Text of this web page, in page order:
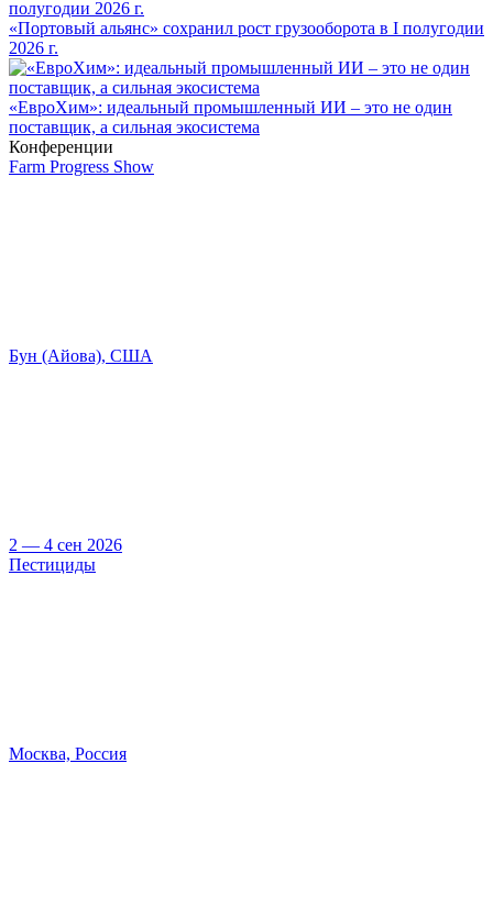
«Портовый альянс» сохранил рост грузооборота в I полугодии
2026 г.
«ЕвроХим»: идеальный промышленный ИИ – это не один
поставщик, а сильная экосистема
Конференции
Farm Progress Show
Бун (Айова), США
2 — 4 сен 2026
Пестициды
Москва, Россия